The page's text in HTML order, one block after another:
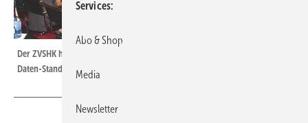
Der ZVSHK hatte 20 Sachverständige nach Bonn geladen, um Fakten zu den
­Daten-Standards BMEcat, GAEB sowie EAN zusammenzutragen
Services
Abo & Shop
Media
Newsletter